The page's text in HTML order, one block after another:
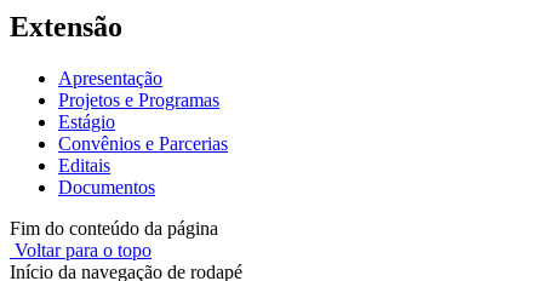
Extensão
Apresentação
Projetos e Programas
Estágio
Convênios e Parcerias
Editais
Documentos
Fim do conteúdo da página
Voltar para o topo
Início da navegação de rodapé